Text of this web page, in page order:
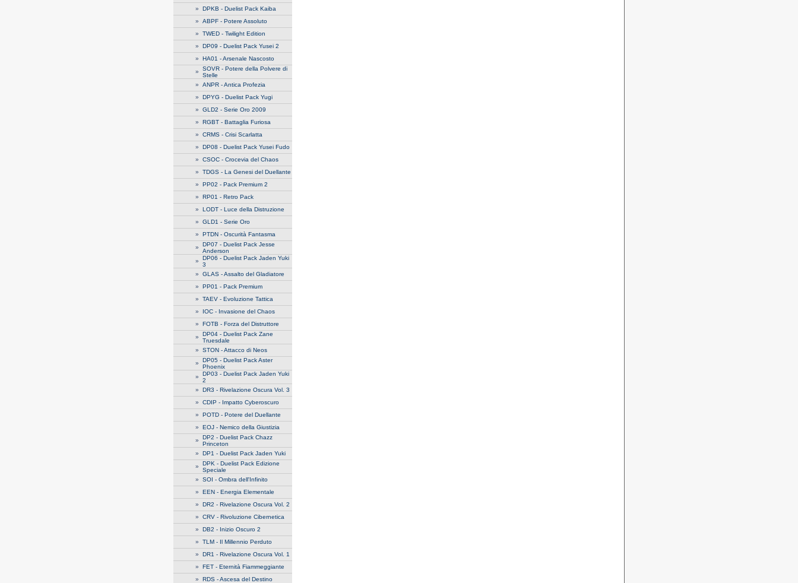
» DPKB - Duelist Pack Kaiba
» ABPF - Potere Assoluto
» TWED - Twilight Edition
» DP09 - Duelist Pack Yusei 2
» HA01 - Arsenale Nascosto
» SOVR - Potere della Polvere di
Stelle
» ANPR - Antica Profezia
» DPYG - Duelist Pack Yugi
» GLD2 - Serie Oro 2009
» RGBT - Battaglia Furiosa
» CRMS - Crisi Scarlatta
» DP08 - Duelist Pack Yusei Fudo
» CSOC - Crocevia del Chaos
» TDGS - La Genesi del Duellante
» PP02 - Pack Premium 2
» RP01 - Retro Pack
» LODT - Luce della Distruzione
» GLD1 - Serie Oro
» PTDN - Oscurità Fantasma
» DP07 - Duelist Pack Jesse
Anderson
» DP06 - Duelist Pack Jaden Yuki
3
» GLAS - Assalto del Gladiatore
» PP01 - Pack Premium
» TAEV - Evoluzione Tattica
» IOC - Invasione del Chaos
» FOTB - Forza del Distruttore
» DP04 - Duelist Pack Zane
Truesdale
» STON - Attacco di Neos
» DP05 - Duelist Pack Aster
Phoenix
» DP03 - Duelist Pack Jaden Yuki
2
» DR3 - Rivelazione Oscura Vol. 3
» CDIP - Impatto Cyberoscuro
» POTD - Potere del Duellante
» EOJ - Nemico della Giustizia
» DP2 - Duelist Pack Chazz
Princeton
» DP1 - Duelist Pack Jaden Yuki
» DPK - Duelist Pack Edizione
Speciale
» SOI - Ombra dell'Infinito
» EEN - Energia Elementale
» DR2 - Rivelazione Oscura Vol. 2
» CRV - Rivoluzione Cibernetica
» DB2 - Inizio Oscuro 2
» TLM - Il Millennio Perduto
» DR1 - Rivelazione Oscura Vol. 1
» FET - Eternità Fiammeggiante
» RDS - Ascesa del Destino